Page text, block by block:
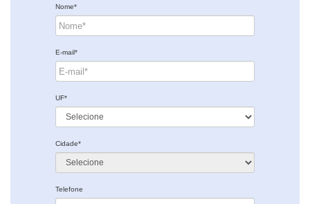
Nome*
E-mail*
UF*
Cidade*
Telefone